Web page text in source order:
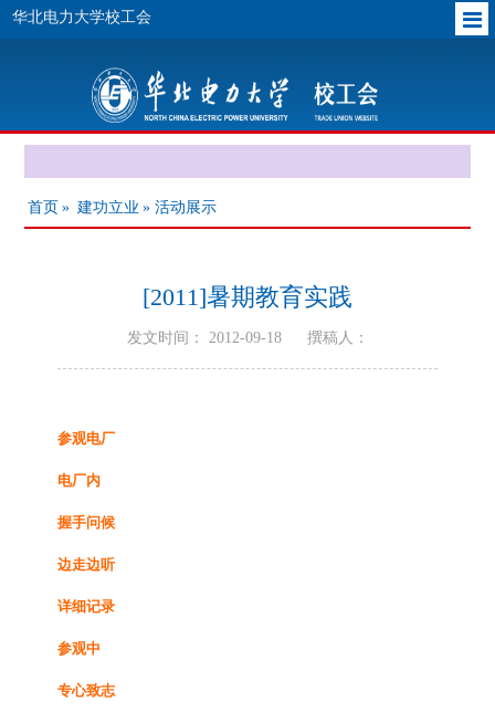
华北电力大学校工会
首页 » 建功立业 » 活动展示
[2011]暑期教育实践
发文时间： 2012-09-18 撰稿人：
参观电厂
电厂内
握手问候
边走边听
详细记录
参观中
专心致志